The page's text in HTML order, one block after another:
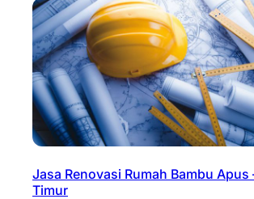
Jasa Renovasi Rumah Bambu Apus
Timur